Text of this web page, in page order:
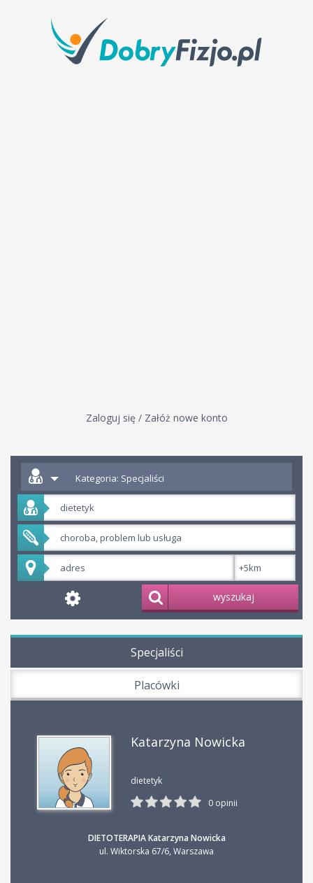
Zaloguj się / Załóż nowe konto
Kategoria: Specjaliści
wyszukaj
Specjaliści
Placówki
Katarzyna Nowicka
dietetyk
0 opinii
DIETOTERAPIA Katarzyna Nowicka
ul. Wiktorska 67/6, Warszawa